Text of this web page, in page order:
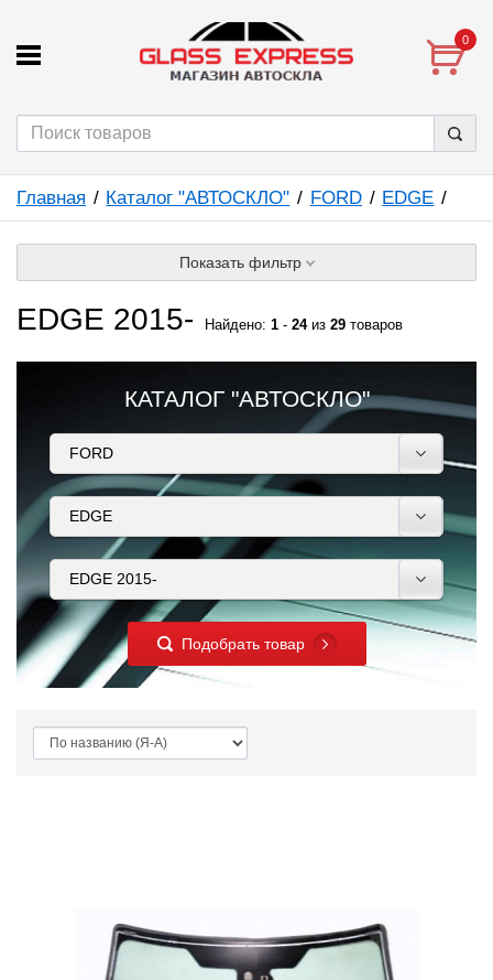
0
Главная Каталог "АВТОСКЛО" FORD EDGE
Показать фильтр
EDGE 2015- Найдено: 1 - 24из 29 товаров
КАТАЛОГ "АВТОСКЛО"
Подобрать товар